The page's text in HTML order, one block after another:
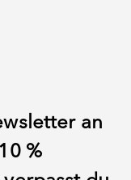
an
%